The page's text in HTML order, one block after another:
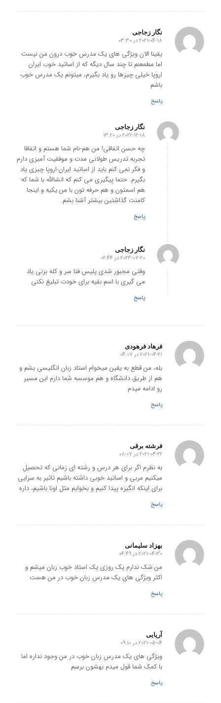
نگار زجاجی
گفته:
2021-04-18 در 03:30
یقینا الان ویژگی های یک مدرس خوب درون من نیست
اما مطمعنم تا چند سال دیگه که از اساتید خوب ایران
اروپا خیلی چیزها رو یاد بگیرم، میتونم یک مدرس خوب
باشم
پاسخ
نگار زجاجی
گفته:
2022-12-18 در 13:20
چه حسن اتفاقی! من هم-نام شما هستم و اتفاقا
تجربه تدریس طولانی مدت و موفقیت آمیزی دارم
و فکر نمی کنم باید از اساتید ایران-اروپا چیزی یاد
بگیرم. حتما پیگیری می کنم که انشاالله با شما که
هم اسمتون و هم حرفه تون با من یکیه و اینجا
کامنت گذاشتین بیشتر آشنا بشم.
پاسخ
نگار زجاجی
گفته:
2023-07-20 در 02:44
وقتی مجبور شدی پلیس فتا سر و کله بزنی یاد
می گیری با اسم بقیه برای خودت تبلیغ نکنی
پاسخ
فرهاد فرهودی
گفته:
2021-04-21 در 04:07
بله، من قطع به یقین میخوام استاد زبان انگلیسی بشم و
هم از طریق دانشگاه و هم موسسه شما دارم این مسیر
رو ادامه میدم
پاسخ
فرشته برقی
گفته:
2021-04-22 در 08:07
به نظرم اگر برای هر درس و رشته ای زمانی که تحصیل
میکنیم مربی و اساتید خوبی داشته باشیم تاثیر به سزایی
برای اینکه انگیزه پیدا کنیم و بخوایم مثل اونا باشیم، داره
پاسخ
بهزاد سلیمانی
گفته:
2021-04-30 در 04:49
من شک ندارم یک روزی یک استاد خوب زبان میشم و
اکثر ویژگی های یک مدرس زبان خوب در من هست
پاسخ
آریایی
گفته:
2021-05-04 در 09:10
ویژگی های یک مدرس زبان خوب در من وجود نداره اما
با کمک شما قول میدم بهشون برسم
پاسخ